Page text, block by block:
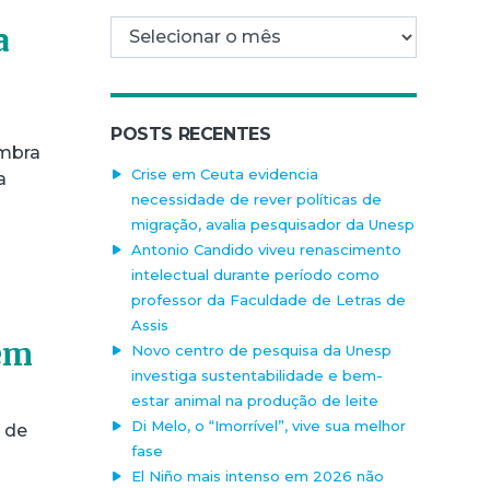
de
Arquivo mensal
POSTS RECENTES
Crise em Ceuta evidencia
necessidade de rever políticas de
migração, avalia pesquisador da Unesp
Antonio Candido viveu renascimento
intelectual durante período como
professor da Faculdade de Letras de
Assis
Novo centro de pesquisa da Unesp
investiga sustentabilidade e bem-
estar animal na produção de leite
Di Melo, o “Imorrível”, vive sua melhor
fase
El Niño mais intenso em 2026 não